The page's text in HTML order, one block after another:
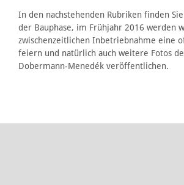
In den nachstehenden Rubriken finden
der Bauphase, im Frühjahr 2016 werden
zwischenzeitlichen Inbetriebnahme eine
feiern und natürlich auch weitere Fotos
Dobermann-Menedék veröffentlichen.